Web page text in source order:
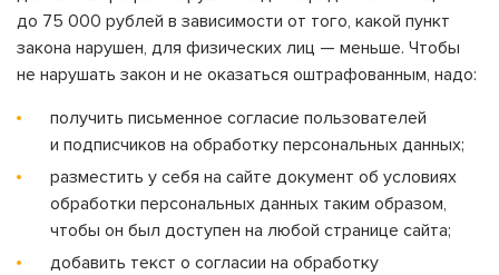
до 75 000 рублей в зависимости от того, какой пункт
закона нарушен, для физических лиц — меньше. Чтобы
не нарушать закон и не оказаться оштрафованным, надо:
получить письменное согласие пользователей
и подписчиков на обработку персональных данных;
разместить у себя на сайте документ об условиях
обработки персональных данных таким образом,
чтобы он был доступен на любой странице сайта;
добавить текст о согласии на обработку